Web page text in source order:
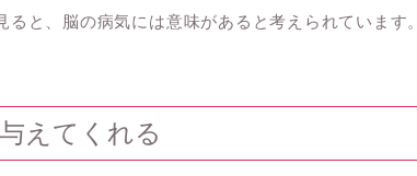
と、脳の病気には意味があると考えられています。
えてくれる